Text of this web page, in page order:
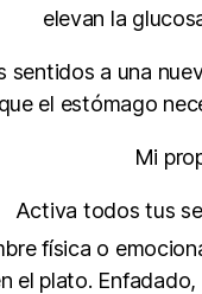
elevan la
sentidos a una
el estómago
Mi
Activa todos tus
física o
el plato.